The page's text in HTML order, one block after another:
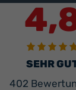
SEHR
402